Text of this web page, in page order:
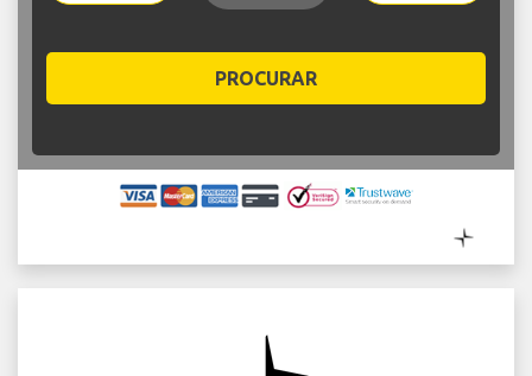
PROCURAR